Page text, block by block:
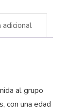
adicional
al grupo
con una edad